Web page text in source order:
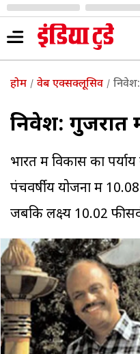
होम वेब एक्सक्लूसिव
निवेश:
भारत में विकास का
पंचवर्षीय योजना में
जबकि लक्ष्य 10.02